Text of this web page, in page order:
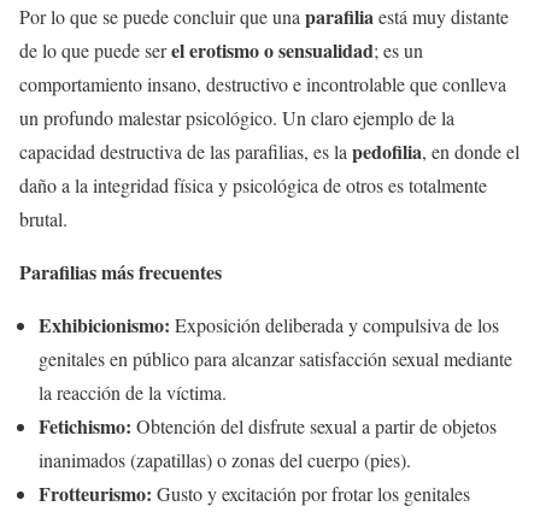
Por lo que se puede concluir que una parafiliaestá muy distante
de lo que puede serel erotismo o sensualidad; es un
comportamiento insano, destructivo e incontrolable que conlleva
un profundo malestar psicológico. Un claro ejemplo de la
capacidad destructiva de las parafilias, es la pedofilia, en donde el
daño a la integridad física y psicológica de otros es totalmente
brutal.
Parafilias más frecuentes
Exhibicionismo: Exposición deliberada y compulsiva de los
genitales en público para alcanzar satisfacción sexual mediante
la reacción de la víctima.
Fetichismo: Obtención del disfrute sexual a partir de objetos
inanimados (zapatillas) o zonas del cuerpo (pies).
Frotteurismo: Gusto y excitación por frotar los genitales